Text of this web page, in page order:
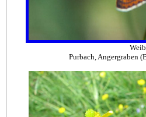
Purbach, Angergraben